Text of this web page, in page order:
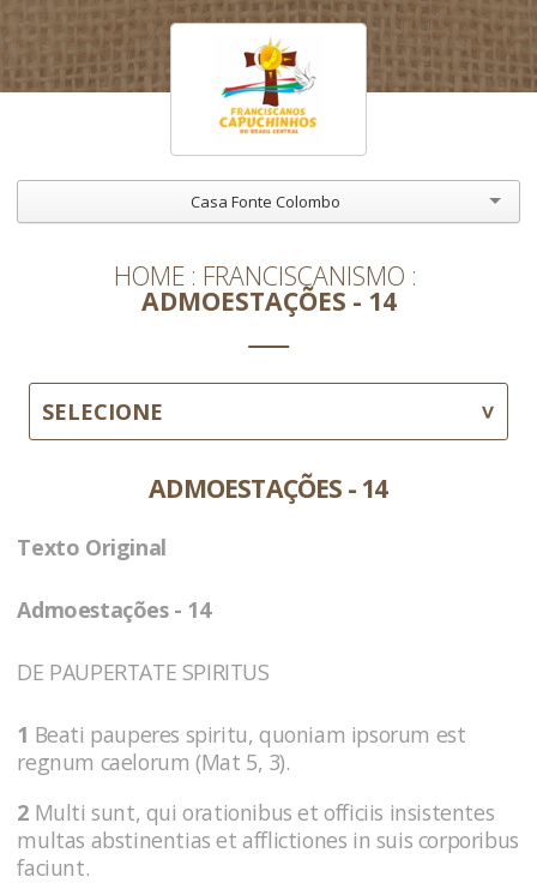
Casa Fonte Colombo
HOME FRANCISCANISMO
ADMOESTAÇÕES - 14
SELECIONE
ADMOESTAÇÕES - 14
Texto Original
Admoestações - 14
DE PAUPERTATE SPIRITUS
1 Beati pauperes spiritu, quoniam ipsorum est
regnum caelorum (Mat 5, 3).
2 Multi sunt, qui orationibus et officiis insistentes
multas abstinentias et afflictiones in suis corporibus
faciunt.